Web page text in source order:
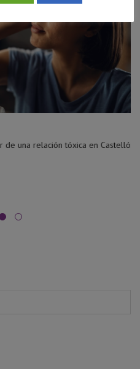
relación tóxica en Castellón